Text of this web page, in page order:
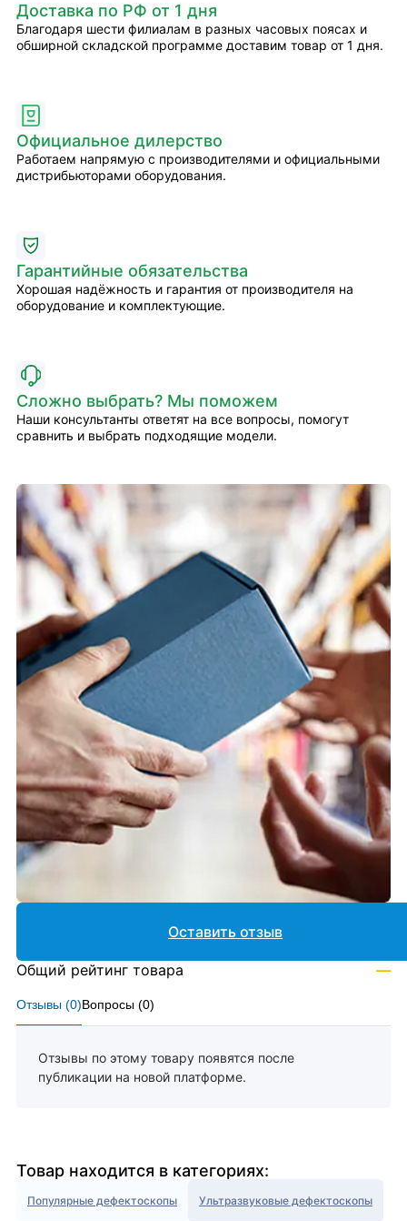
Доставка по РФ от 1 дня
Благодаря шести филиалам в разных часовых поясах и
обширной складской программе доставим товар от 1 дня.
Официальное дилерство
Работаем напрямую с производителями и официальными
дистрибьюторами оборудования.
Гарантийные обязательства
Хорошая надёжность и гарантия от производителя на
оборудование и комплектующие.
Сложно выбрать? Мы поможем
Наши консультанты ответят на все вопросы, помогут
сравнить и выбрать подходящие модели.
Отзывы (0)Вопросы (0)
Отзывы по этому товару появятся после
публикации на новой платформе.
Оставить отзыв
Общий рейтинг товара —
Товар находится в категориях:
Популярные дефектоскопы Ультразвуковые дефектоскопы